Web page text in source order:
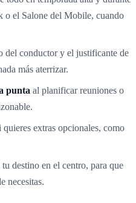
o el Salone del Mobile, cuando
del conductor y el justificante de
más aterrizar.
punta al planificar reuniones o
quieres extras opcionales, como
tu destino en el centro, para que
necesitas.